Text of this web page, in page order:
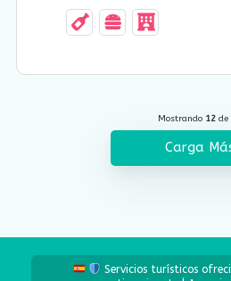
Mostrando 12 de
Carga
Servicios turísticos